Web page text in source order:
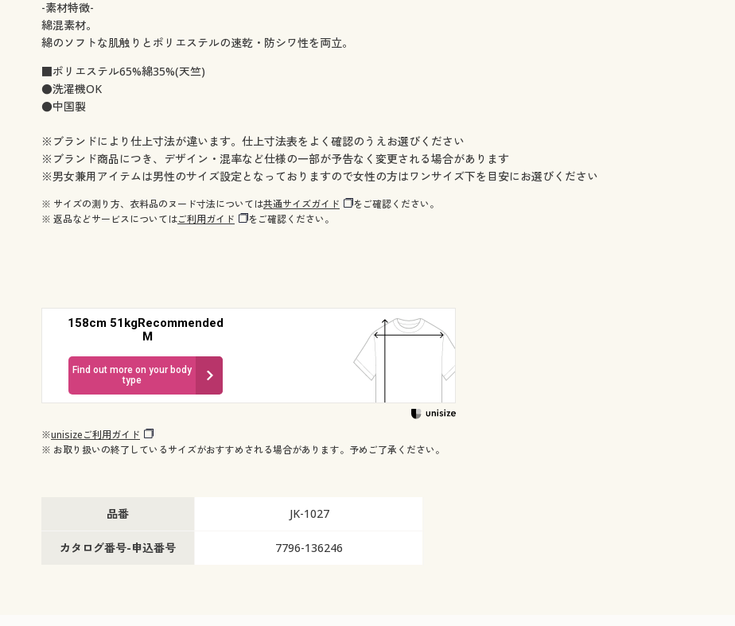
-素材特徴-
綿混素材。
綿のソフトな肌触りとポリエステルの速乾・防シワ性を両立。
■ポリエステル65%綿35%(天竺)
●洗濯機OK
●中国製
※ブランドにより仕上寸法が違います。仕上寸法表をよく確認のうえお選びください
※ブランド商品につき、デザイン・混率など仕様の一部が予告なく変更される場合があります
※男女兼用アイテムは男性のサイズ設定となっておりますので女性の方はワンサイズ下を目安にお選びください
※ サイズの測り方、衣料品のヌード寸法については共通サイズガイド
をご確認ください。
※ 返品などサービスについてはご利用ガイド をご確認ください。
158cm 51kgRecommended
M
Find out more on your body
type
※unisizeご利用ガイド
※ お取り扱いの終了しているサイズがおすすめされる場合があります。予めご了承ください。
品番 JK-1027
カタログ番号-申込番号 7796-136246